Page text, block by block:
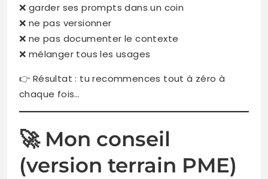
❌ garder ses prompts dans un coin
❌ ne pas versionner
❌ ne pas documenter le contexte
❌ mélanger tous les usages
👉 Résultat : tu recommences tout à zéro à
chaque fois…
🚀 Mon conseil
(version terrain PME)